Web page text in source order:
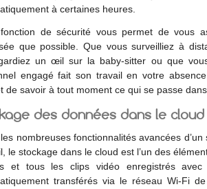
à certaines heures.
de sécurité vous permet de vous
que possible. Que vous surveilliez à
un œil sur la baby-sitter ou que
engagé fait son travail en votre
de savoir à tout moment ce qui se passe
des données dans le cloud
nombreuses fonctionnalités avancées
le stockage dans le cloud est l’un des
et tous les clips vidéo enregistrés
transférés via le réseau Wi-Fi